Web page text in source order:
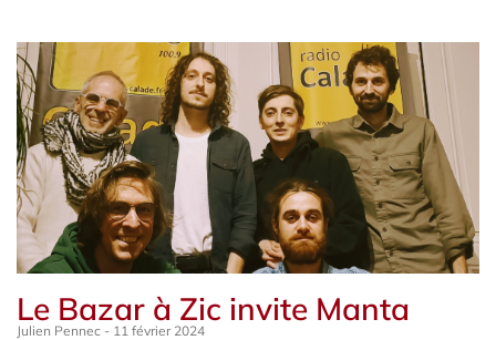
Le Bazar à Zic invite Manta
Julien Pennec 11 février 2024